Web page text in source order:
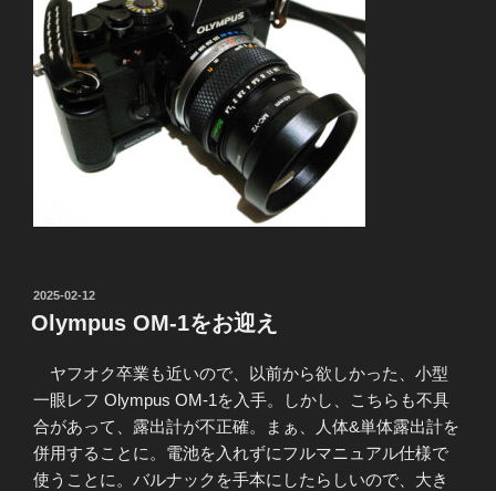
投
稿
日:
2025-02-12
Olympus OM-1をお迎え
ヤフオク卒業も近いので、以前から欲しかった、小型
一眼レフ Olympus OM-1を入手。しかし、こちらも不具
合があって、露出計が不正確。まぁ、人体&単体露出計を
併用することに。電池を入れずにフルマニュアル仕様で
使うことに。バルナックを手本にしたらしいので、大き